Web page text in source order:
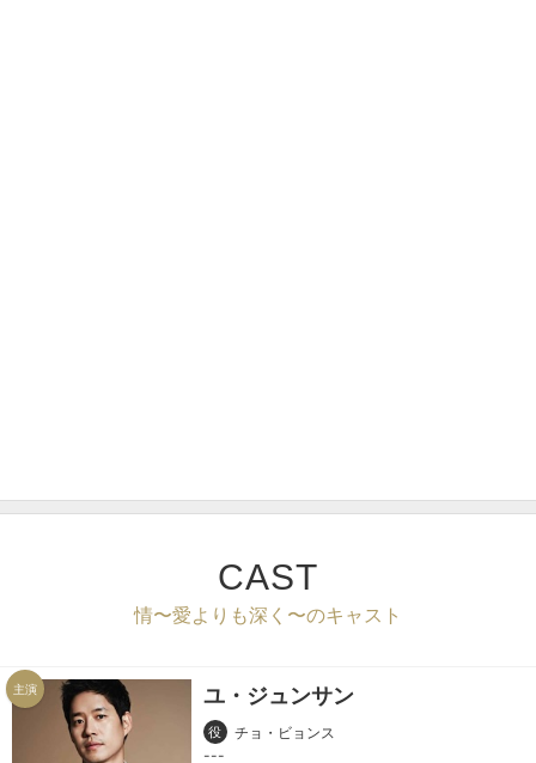
CAST
情〜愛よりも深く〜のキャスト
主演 ユ・ジュンサン
役 チョ・ビョンス